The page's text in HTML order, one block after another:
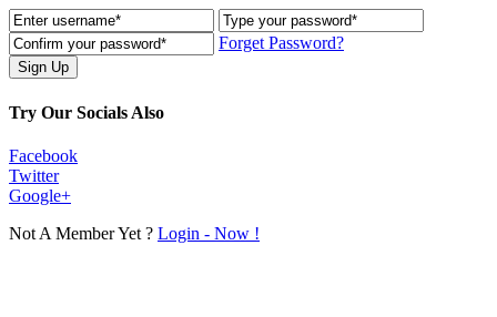
Forget Password?
Try Our Socials Also
Facebook
Twitter
Google+
Not A Member Yet ? Login - Now !